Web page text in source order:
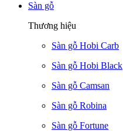
Sàn gỗ
Thương hiệu
Sàn gỗ Hobi Carb
Sàn gỗ Hobi Black
Sàn gỗ Camsan
Sàn gỗ Robina
Sàn gỗ Fortune